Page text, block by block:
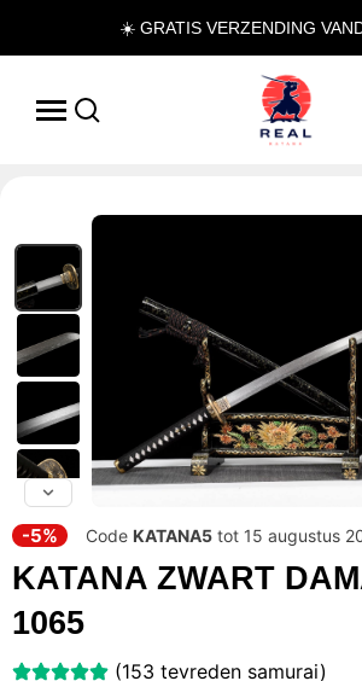
☀️ GRATIS VERZENDING
-5% Code KATANA5 tot 15 augustus
KATANA ZWART
1065
(153 tevreden samurai)